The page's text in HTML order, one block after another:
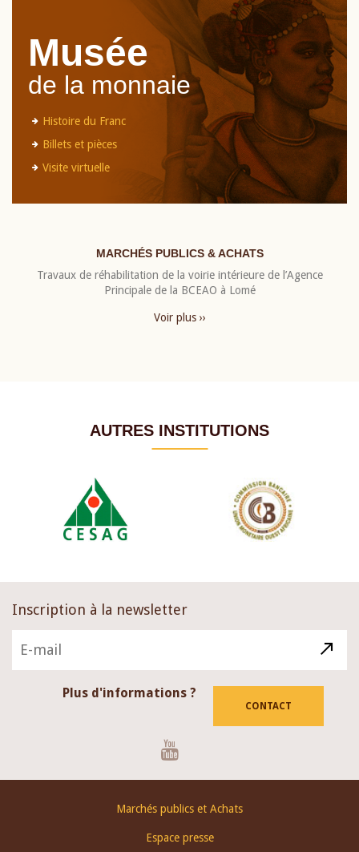
Musée
de la monnaie
Histoire du Franc
Billets et pièces
Visite virtuelle
MARCHÉS PUBLICS & ACHATS
Travaux de réhabilitation de la voirie intérieure de l’Agence
Principale de la BCEAO à Lomé
Voir plus ››
AUTRES INSTITUTIONS
Inscription à la newsletter
Plus d'informations ?
CONTACT
Marchés publics et Achats
Espace presse